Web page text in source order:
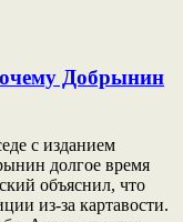
Добрынин
с изданием
долгое время
объяснил, что
из-за картавости.